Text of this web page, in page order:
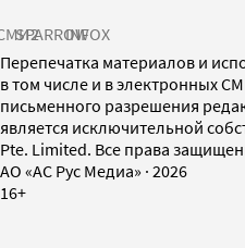
SPARROWINFOX
Перепечатка материалов и
в том числе и в электронных
письменного разрешения
является исключительной
Pte. Limited. Все права
AO «АС Рус Медиа» · 2026
16+